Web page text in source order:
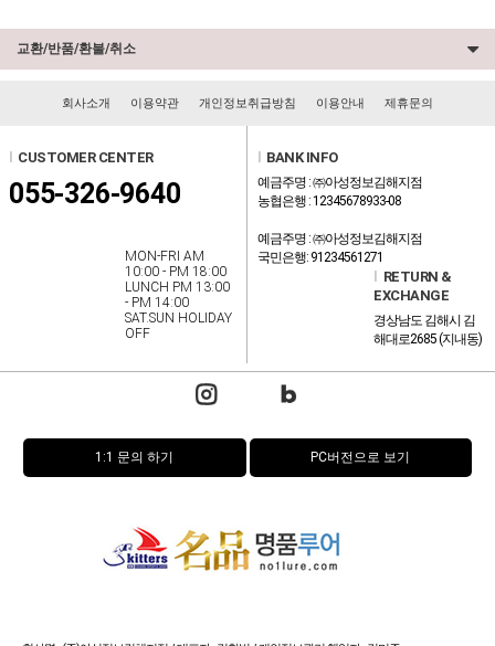
교환/반품/환불/취소
회사소개 이용약관 개인정보취급방침 이용안내 제휴문의
CUSTOMER CENTER
055-326-9640
MON-FRI AM
10:00 - PM 18:00
LUNCH PM 13:00
- PM 14:00
SAT.SUN HOLIDAY
OFF
BANK INFO
예금주명 : ㈜아성정보김해지점
농협은행 : 12345678933-08
예금주명 : ㈜아성정보김해지점
국민은행: 91234561271
RETURN &
EXCHANGE
경상남도 김해시 김
해대로2685 (지내동)
1:1 문의 하기 PC버전으로 보기